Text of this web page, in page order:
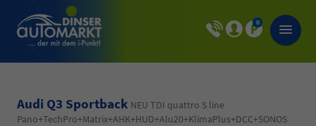
0
Audi Q3 Sportback NEU TDI quattro S line
Pano+TechPro+Matrix+AHK+HUD+Alu20+KlimaPlus+DCC+SONOS